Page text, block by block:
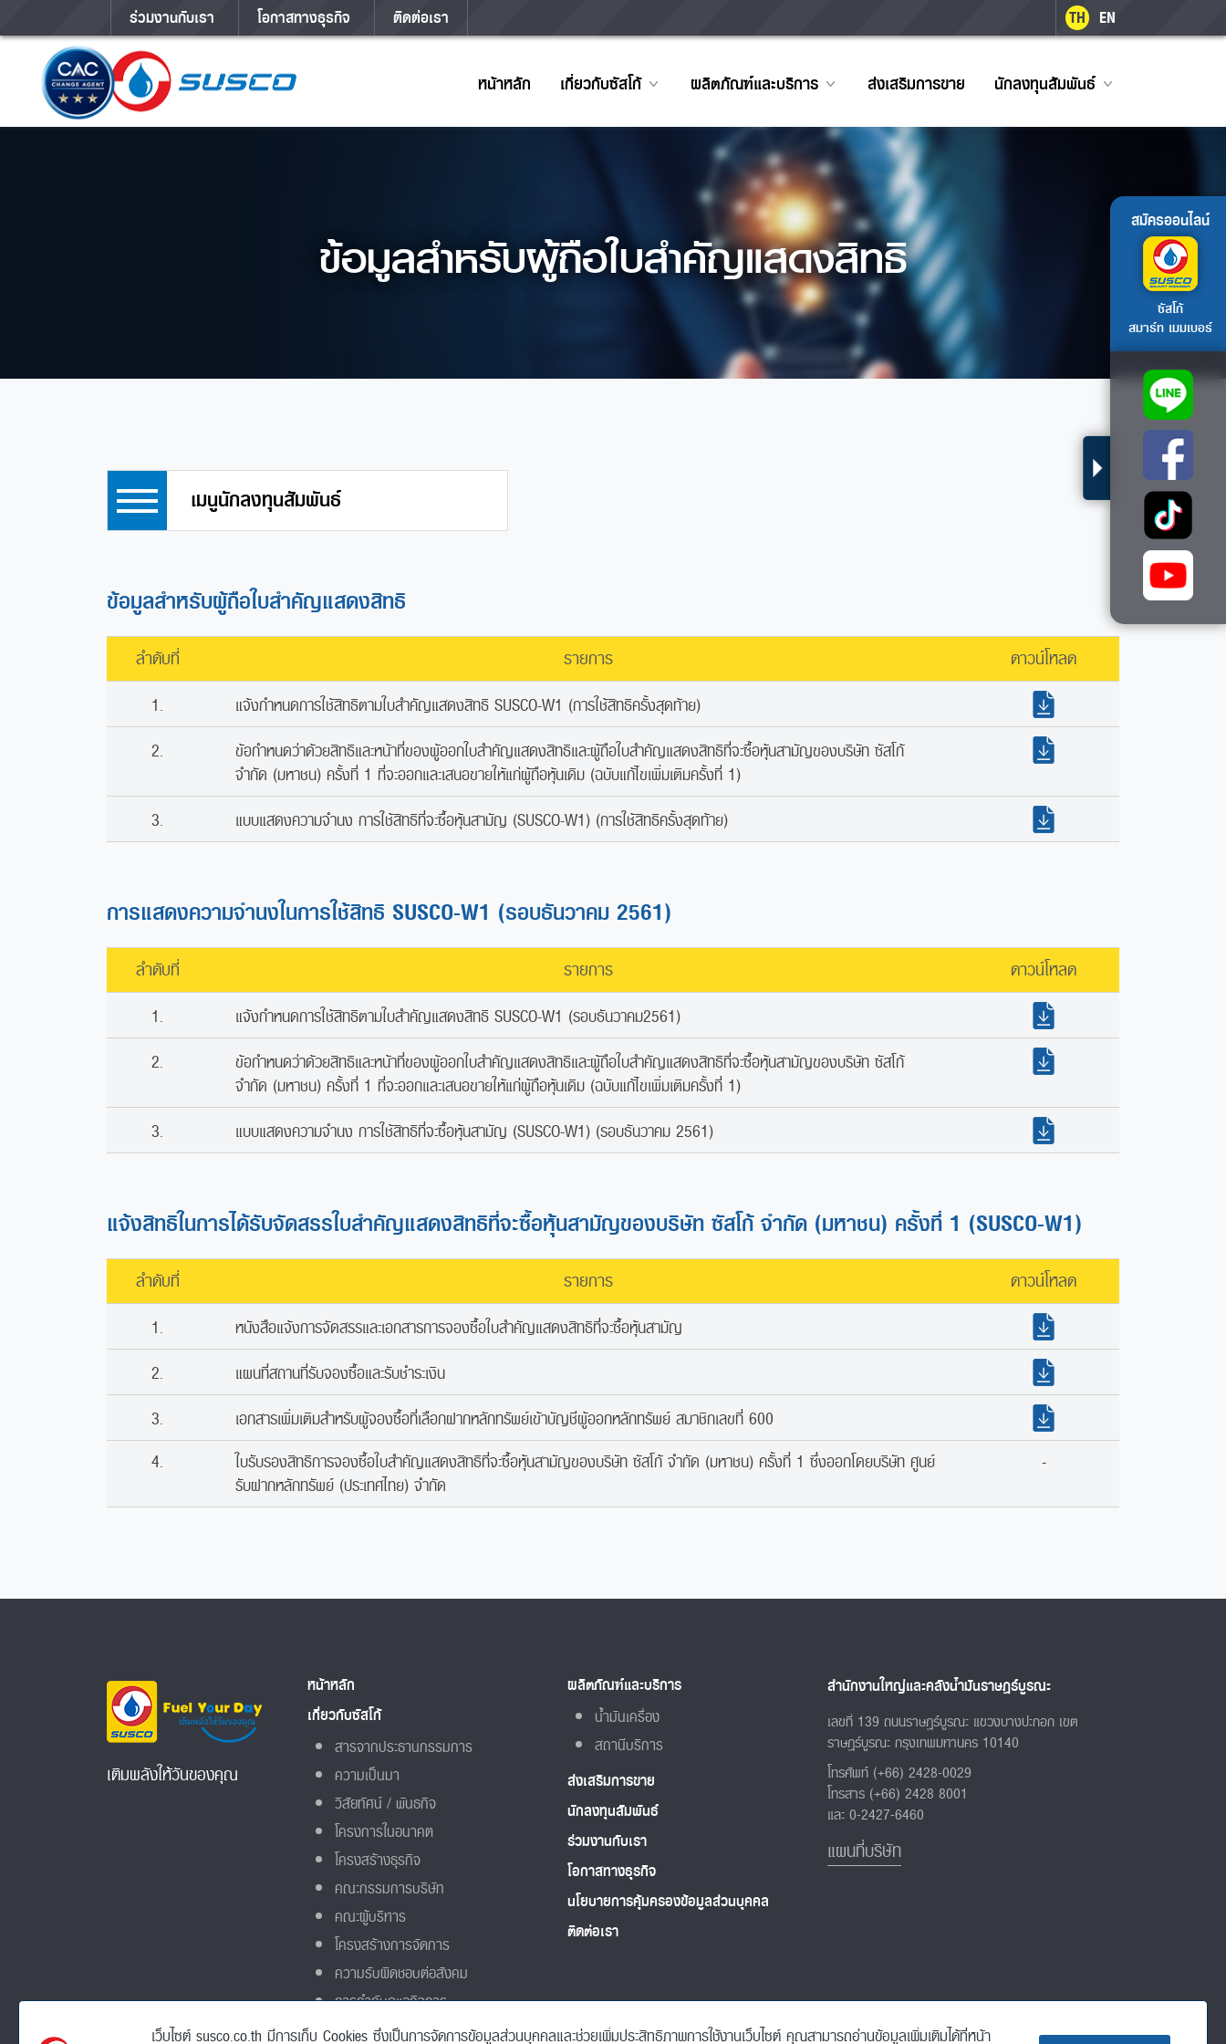
ร่วมงานกับเรา โอกาสทางธุรกิจ ติดต่อเรา TH EN
หน้าหลัก เกี่ยวกับซัสโก้ ผลิตภัณฑ์และบริการ ส่งเสริมการขาย นักลงทุนสัมพันธ์
ข้อมูลสำหรับผู้ถือใบสำคัญแสดงสิทธิ
สมัครออนไลน์
ซัสโก้
สมาร์ท เมมเบอร์
เมนูนักลงทุนสัมพันธ์
ข้อมูลสำหรับผู้ถือใบสำคัญแสดงสิทธิ
ลำดับที่ รายการ ดาวน์โหลด
1.
แจ้งกำหนดการใช้สิทธิตามใบสำคัญแสดงสิทธิ SUSCO-W1 (การใช้สิทธิครั้งสุดท้าย)
2.
ข้อกำหนดว่าด้วยสิทธิและหน้าที่ของผู้ออกใบสำคัญแสดงสิทธิและผู้ถือใบสำคัญแสดงสิทธิที่จะซื้อหุ้นสามัญของบริษัท ซัสโก้
จำกัด (มหาชน) ครั้งที่ 1 ที่จะออกและเสนอขายให้แก่ผู้ถือหุ้นเดิม (ฉบับแก้ไขเพิ่มเติมครั้งที่ 1)
3.
แบบแสดงความจำนง การใช้สิทธิที่จะซื้อหุ้นสามัญ (SUSCO-W1) (การใช้สิทธิครั้งสุดท้าย)
การแสดงความจำนงในการใช้สิทธิ SUSCO-W1 (รอบธันวาคม 2561)
ลำดับที่ รายการ ดาวน์โหลด
1.
แจ้งกำหนดการใช้สิทธิตามใบสำคัญแสดงสิทธิ SUSCO-W1 (รอบธันวาคม2561)
2.
ข้อกำหนดว่าด้วยสิทธิและหน้าที่ของผู้ออกใบสำคัญแสดงสิทธิและผู้ถือใบสำคัญแสดงสิทธิที่จะซื้อหุ้นสามัญของบริษัท ซัสโก้
จำกัด (มหาชน) ครั้งที่ 1 ที่จะออกและเสนอขายให้แก่ผู้ถือหุ้นเดิม (ฉบับแก้ไขเพิ่มเติมครั้งที่ 1)
3.
แบบแสดงความจำนง การใช้สิทธิที่จะซื้อหุ้นสามัญ (SUSCO-W1) (รอบธันวาคม 2561)
แจ้งสิทธิในการได้รับจัดสรรใบสำคัญแสดงสิทธิที่จะซื้อหุ้นสามัญของบริษัท ซัสโก้ จำกัด (มหาชน) ครั้งที่ 1 (SUSCO-W1)
ลำดับที่ รายการ ดาวน์โหลด
1.
หนังสือแจ้งการจัดสรรและเอกสารการจองซื้อใบสำคัญแสดงสิทธิที่จะซื้อหุ้นสามัญ
2.
แผนที่สถานที่รับจองซื้อและรับชำระเงิน
3.
เอกสารเพิ่มเติมสำหรับผู้จองซื้อที่เลือกฝากหลักทรัพย์เข้าบัญชีผู้ออกหลักทรัพย์ สมาชิกเลขที่ 600
4.
ใบรับรองสิทธิการจองซื้อใบสำคัญแสดงสิทธิที่จะซื้อหุ้นสามัญของบริษัท ซัสโก้ จำกัด (มหาชน) ครั้งที่ 1 ซึ่งออกโดยบริษัท ศูนย์
รับฝากหลักทรัพย์ (ประเทศไทย) จำกัด
-
เติมพลังให้วันของคุณ
หน้าหลัก
เกี่ยวกับซัสโก้
สารจากประธานกรรมการ
ความเป็นมา
วิสัยทัศน์ / พันธกิจ
โครงการในอนาคต
โครงสร้างธุรกิจ
คณะกรรมการบริษัท
คณะผู้บริหาร
โครงสร้างการจัดการ
ความรับผิดชอบต่อสังคม
การกำกับดูแลกิจการ
ผลิตภัณฑ์และบริการ
น้ำมันเครื่อง
สถานีบริการ
ส่งเสริมการขาย
นักลงทุนสัมพันธ์
ร่วมงานกับเรา
โอกาสทางธุรกิจ
นโยบายการคุ้มครองข้อมูลส่วนบุคคล
ติดต่อเรา
สำนักงานใหญ่และคลังน้ำมันราษฎร์บูรณะ
เลขที่ 139 ถนนราษฎร์บูรณะ แขวงบางปะกอก เขต
ราษฎร์บูรณะ กรุงเทพมหานคร 10140
โทรศัพท์ (+66) 2428-0029
โทรสาร (+66) 2428 8001
และ 0-2427-6460
แผนที่บริษัท
เว็บไซต์ susco.co.th มีการเก็บ Cookies ซึ่งเป็นการจัดการข้อมูลส่วนบุคคลและช่วยเพิ่มประสิทธิภาพการใช้งานเว็บไซต์ คุณสามารถอ่านข้อมูลเพิ่มเติมได้ที่หน้า